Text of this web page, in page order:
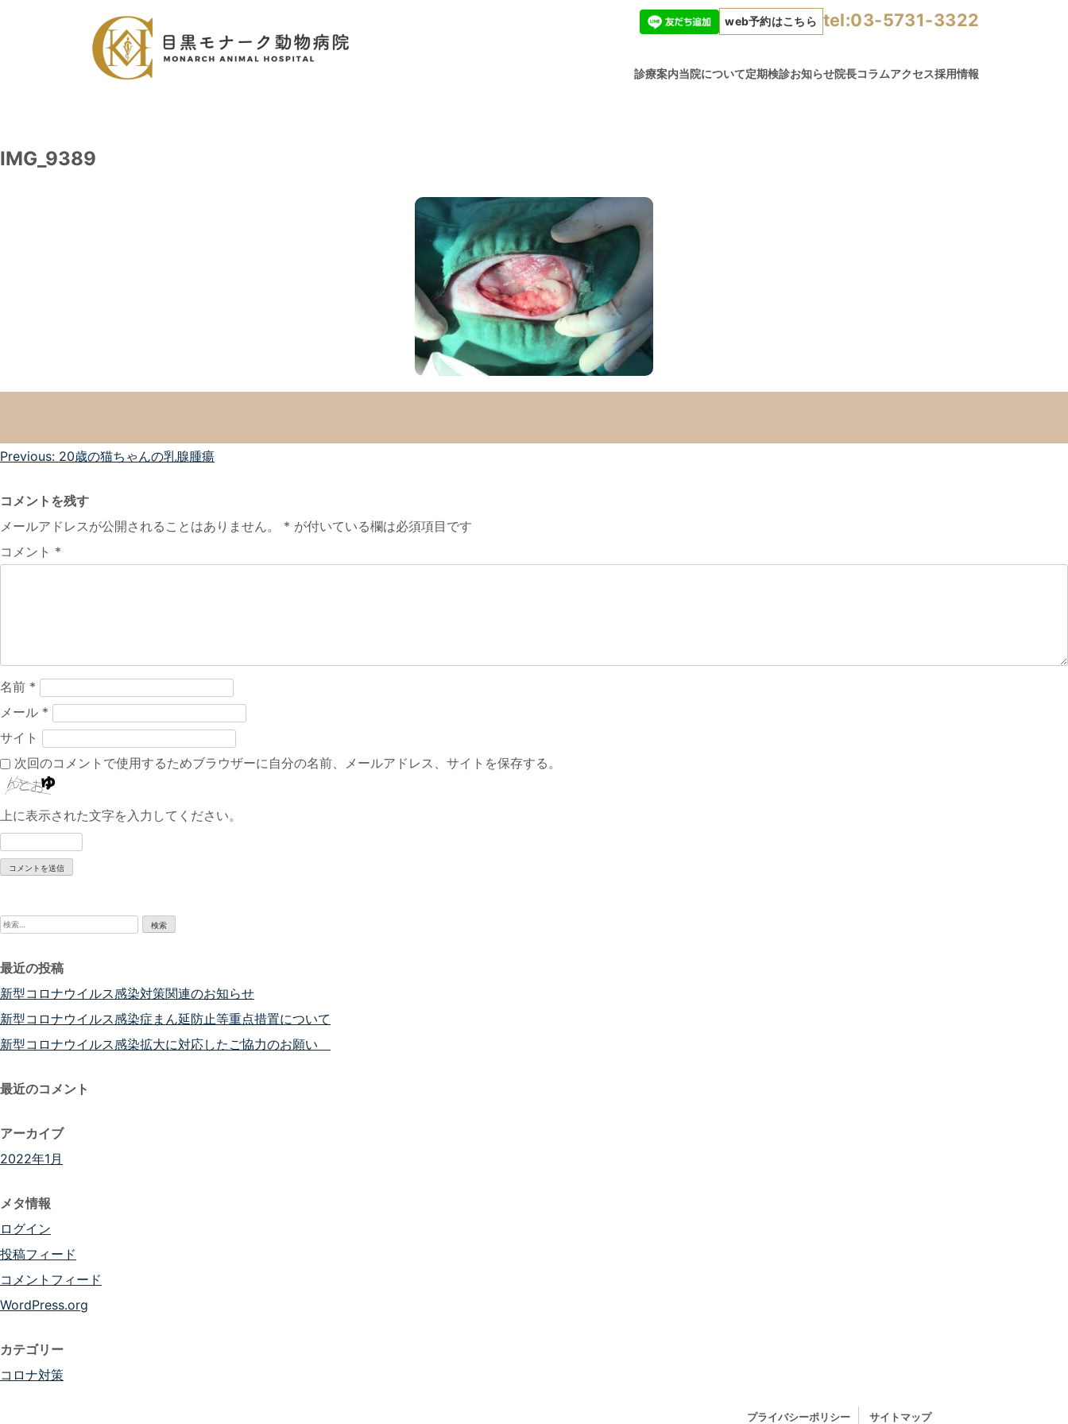
web予約はこちら tel:03-5731-3322
診療案内当院について定期検診お知らせ院長コラムアクセス採用情報
IMG_9389
投
ナ
ビ
ゲ
Previous: 20歳の猫ちゃんの乳腺腫瘍
コメントを残す
メールアドレスが公開されることはありません。
* が付いている欄は必須項目です
コメント *
名前 *
メール *
サイト
次回のコメントで使用するためブラウザーに自分の名前、メールアドレス、サイトを保存する。
上に表示された文字を入力してください。
検
最近の投稿
新型コロナウイルス感染対策関連のお知らせ
新型コロナウイルス感染症まん延防止等重点措置について
新型コロナウイルス感染拡大に対応したご協力のお願い
最近のコメント
アーカイブ
2022年1月
メタ情報
ログイン
投稿フィード
コメントフィード
WordPress.org
カテゴリー
コロナ対策
プライバシーポリシー サイトマップ